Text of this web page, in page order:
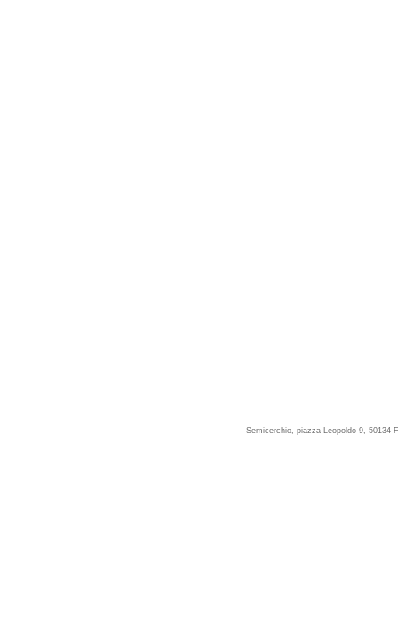
Semicerchio, piazza Leopoldo 9, 50134